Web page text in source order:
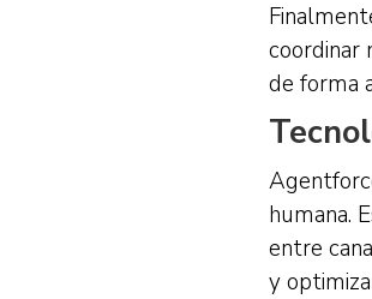
coordinar
de forma
humana.
entre
y